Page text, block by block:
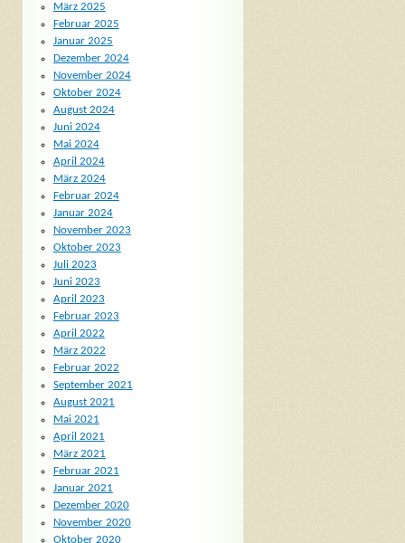
März 2025
Februar 2025
Januar 2025
Dezember 2024
November 2024
Oktober 2024
August 2024
Juni 2024
Mai 2024
April 2024
März 2024
Februar 2024
Januar 2024
November 2023
Oktober 2023
Juli 2023
Juni 2023
April 2023
Februar 2023
April 2022
März 2022
Februar 2022
September 2021
August 2021
Mai 2021
April 2021
März 2021
Februar 2021
Januar 2021
Dezember 2020
November 2020
Oktober 2020